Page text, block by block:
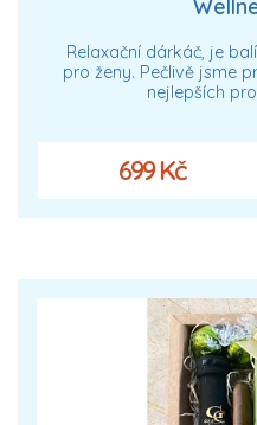
Relaxační dárkáč, je
pro ženy. Pečlivě jsme
nejlepších
699 Kč